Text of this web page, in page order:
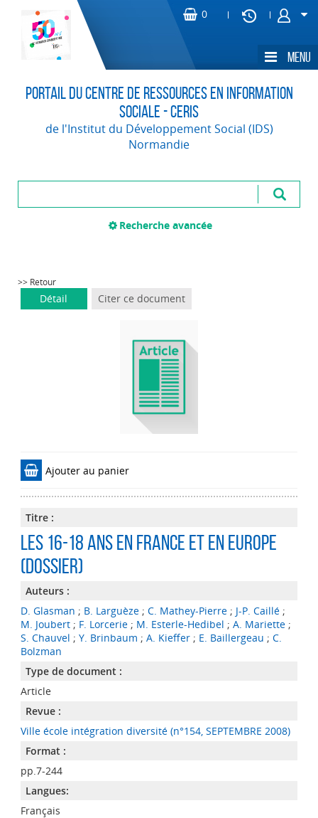
Portail du Centre de Ressources en Information
Sociale - CERIS
de l'Institut du Développement Social (IDS)
Normandie
Recherche avancée
>> Retour
Détail Citer ce document
Ajouter au panier
Titre :
Les 16-18 ans en France et en Europe
(dossier)
Auteurs :
D. Glasman ; B. Larguèze; C. Mathey-Pierre; J-P. Caillé;
M. Joubert; F. Lorcerie; M. Esterle-Hedibel ; A. Mariette;
S. Chauvel ; Y. Brinbaum ; A. Kieffer; E. Baillergeau ; C.
Bolzman
Type de document :
Article
Revue :
Ville école intégration diversité (n°154, SEPTEMBRE 2008)
Format :
pp.7-244
Langues:
Français